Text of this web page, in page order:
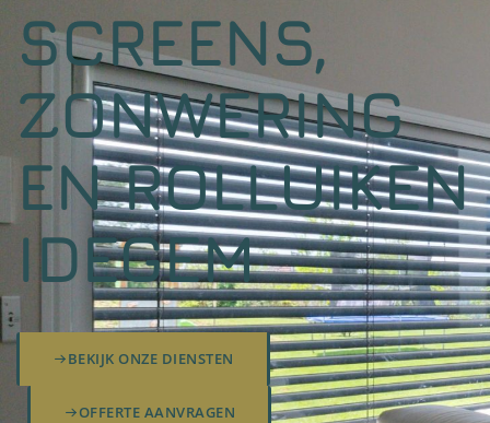
SCREENS,
ZONWERING
EN ROLLUIKEN
IDEGEM
BEKIJK ONZE DIENSTEN
OFFERTE AANVRAGEN